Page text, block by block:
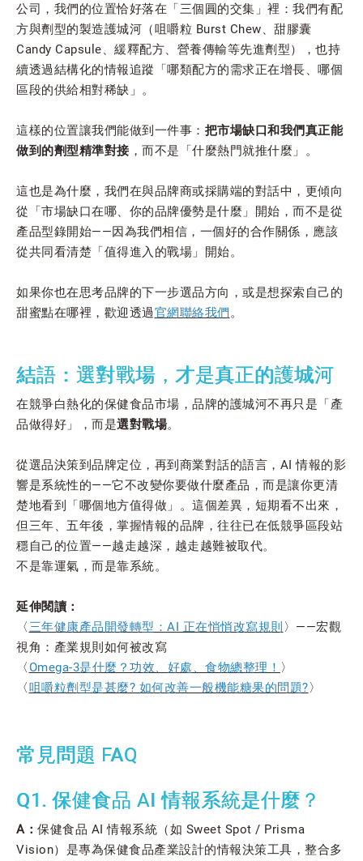
公司，我們的位置恰好落在「三個圓的交集」裡：我們有配
方與劑型的製造護城河（咀嚼粒 Burst Chew、甜膠囊
Candy Capsule、緩釋配方、營養傳輸等先進劑型），也持
續透過結構化的情報追蹤「哪類配方的需求正在增長、哪個
區段的供給相對稀缺」。
這樣的位置讓我們能做到一件事： 把市場缺口和我們真正能
做到的劑型精準對接，而不是「什麼熱門就推什麼」。
這也是為什麼，我們在與品牌商或採購端的對話中，更傾向
從「市場缺口在哪、你的品牌優勢是什麼」開始，而不是從
產品型錄開始——因為我們相信，一個好的合作關係，應該
從共同看清楚「值得進入的戰場」開始。
如果你也在思考品牌的下一步選品方向，或是想探索自己的
甜蜜點在哪裡，歡迎透過官網聯絡我們 。
結語：選對戰場，才是真正的護城河
在競爭白熱化的保健食品市場，品牌的護城河不再只是「產
品做得好」，而是選對戰場。
從選品決策到品牌定位，再到商業對話的語言，AI 情報的影
響是系統性的——它不改變你要做什麼產品，而是讓你更清
楚地看到「哪個地方值得做」。這個差異，短期看不出來，
但三年、五年後，掌握情報的品牌，往往已在低競爭區段站
穩自己的位置——越走越深，越走越難被取代。
不是靠運氣，而是靠系統。
延伸閱讀：
〈 三年健康產品開發轉型：AI 正在悄悄改寫規則 〉——宏觀
視角：產業規則如何被改寫
〈Omega-3是什麼？功效、好處、食物總整理！ 〉
〈咀嚼粒劑型是甚麼? 如何改善一般機能糖果的問題?〉
常見問題 FAQ
Q1. 保健食品 AI 情報系統是什麼？
A： 保健食品 AI 情報系統（如 Sweet Spot / Prisma
Vision）是專為保健食品產業設計的情報決策工具，整合多